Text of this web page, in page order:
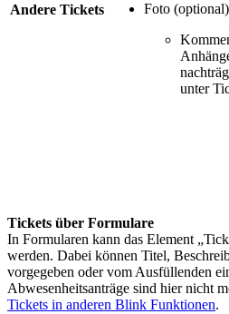
Andere Tickets
Foto (optional)
unter
Tickets über Formulare
In Formularen kann das Element
werden. Dabei können Titel,
vorgegeben oder vom Ausfüllenden
Abwesenheitsanträge sind hier nicht
Tickets in anderen Blink Funktionen.